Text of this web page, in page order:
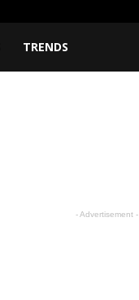
TRENDS
- Advertisement -